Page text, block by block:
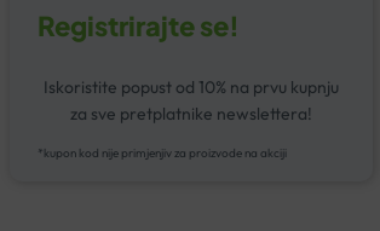
Registrirajte se!
Iskoristite popust od 10% na prvu kupnju
za sve pretplatnike newslettera!
*kupon kod nije primjenjiv za proizvode na akciji